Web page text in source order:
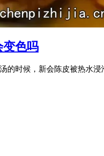
变色吗
的时候，新会陈皮被热水